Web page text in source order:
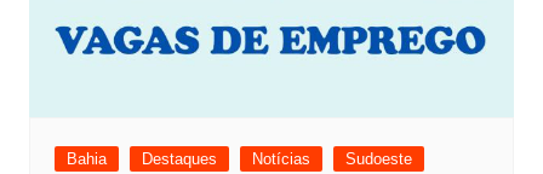
Bahia Destaques Notícias Sudoeste